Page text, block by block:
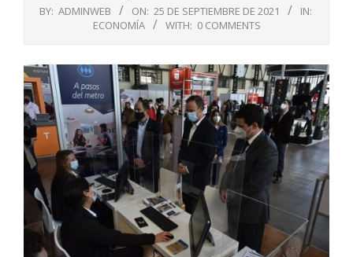
BY: ADMINWEB ON: 25 DE SEPTIEMBRE DE 2021
IN:
ECONOMÍA
WITH: 0 COMMENTS